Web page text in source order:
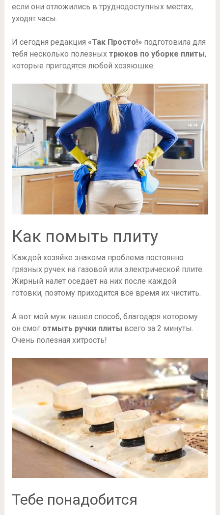
если они отложились в труднодоступных местах,
уходят часы.
И сегодня редакция «Так Просто!»подготовила для
тебя несколько полезных трюков по уборке плиты,
которые пригодятся любой хозяюшке.
Как помыть плиту
Каждой хозяйке знакома проблема постоянно
грязных ручек на газовой или электрической плите.
Жирный налет оседает на них после каждой
готовки, поэтому приходится всё время их чистить.
А вот мой муж нашел способ, благодаря которому
он смог отмыть ручки плиты всего за 2 минуты.
Очень полезная хитрость!
Тебе понадобится